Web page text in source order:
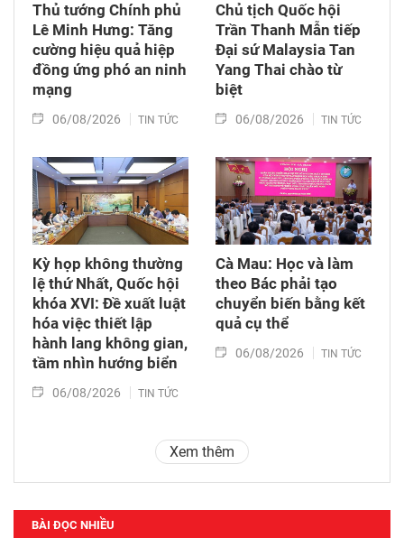
Thủ tướng Chính phủ
Lê Minh Hưng: Tăng
cường hiệu quả hiệp
đồng ứng phó an ninh
mạng
06/08/2026 TIN TỨC
Chủ tịch Quốc hội
Trần Thanh Mẫn tiếp
Đại sứ Malaysia Tan
Yang Thai chào từ
biệt
06/08/2026 TIN TỨC
Kỳ họp không thường
lệ thứ Nhất, Quốc hội
khóa XVI: Đề xuất luật
hóa việc thiết lập
hành lang không gian,
tầm nhìn hướng biển
06/08/2026 TIN TỨC
Cà Mau: Học và làm
theo Bác phải tạo
chuyển biến bằng kết
quả cụ thể
06/08/2026 TIN TỨC
Xem thêm
BÀI ĐỌC NHIỀU